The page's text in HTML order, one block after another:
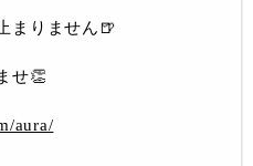
まりません🍺
せ👏
aura/